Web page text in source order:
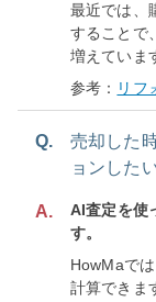
最近では、
することで
増えていま
参考： リフ
Q.
売却した
ョンした
A.
AI査定を使
す。
HowMaで
計算できま